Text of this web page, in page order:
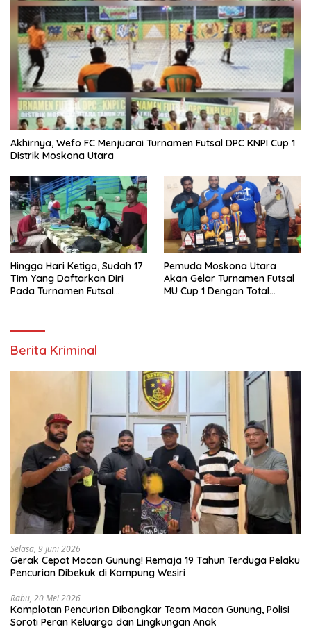
Akhirnya, Wefo FC Menjuarai Turnamen Futsal DPC KNPI Cup 1
Distrik Moskona Utara
Hingga Hari Ketiga, Sudah 17
Tim Yang Daftarkan Diri
Pada Turnamen Futsal
Pemuda Moskona Utara
Akan Gelar Turnamen Futsal
MU Cup 1 Dengan Total
Berita Kriminal
Selasa, 9 Juni 2026
Gerak Cepat Macan Gunung! Remaja 19 Tahun Terduga Pelaku
Pencurian Dibekuk di Kampung Wesiri
Rabu, 20 Mei 2026
Komplotan Pencurian Dibongkar Team Macan Gunung, Polisi
Soroti Peran Keluarga dan Lingkungan Anak